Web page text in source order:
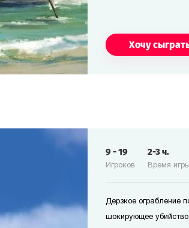
Хочу
Игроков
9-19
Время игры
2-3ч.
Дерзкое ограбление
шокирующее